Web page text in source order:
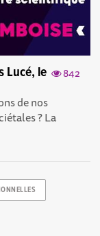
842
Lucé, le
de nos
? La